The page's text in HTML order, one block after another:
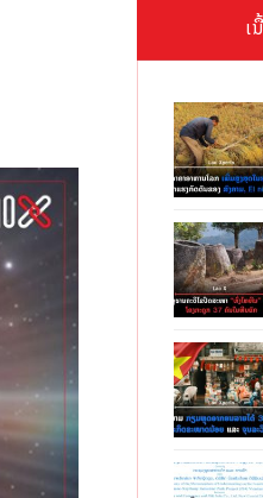
ເ